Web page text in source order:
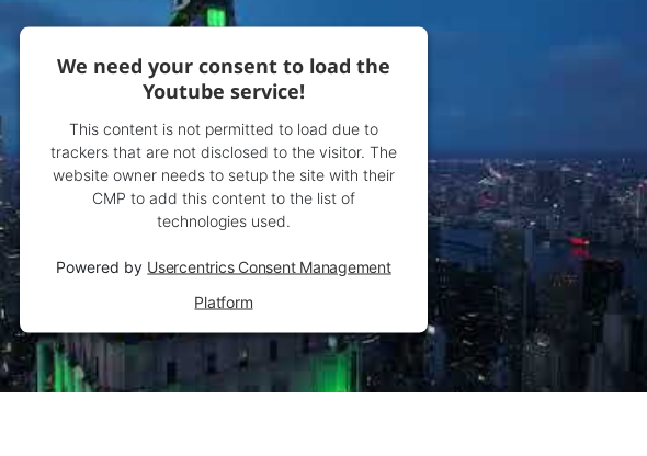
We need your consent to load the
Youtube service!
This content is not permitted to load due to
trackers that are not disclosed to the visitor. The
website owner needs to setup the site with their
CMP to add this content to the list of
technologies used.
Powered by Usercentrics Consent Management
Platform